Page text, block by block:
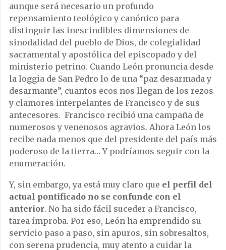
aunque será necesario un profundo
repensamiento teológico y canónico para
distinguir las inescindibles dimensiones de
sinodalidad del pueblo de Dios, de colegialidad
sacramental y apostólica del episcopado y del
ministerio petrino. Cuando León pronuncia desde
la loggia de San Pedro lo de una “paz desarmada y
desarmante”, cuantos ecos nos llegan de los rezos
y clamores interpelantes de Francisco y de sus
antecesores. Francisco recibió una campaña de
numerosos y venenosos agravios. Ahora León los
recibe nada menos que del presidente del país más
poderoso de la tierra… Y podríamos seguir con la
enumeración.
Y, sin embargo, ya está muy claro que el perfil del
actual pontificado no se confunde con el
anterior. No ha sido fácil suceder a Francisco,
tarea ímproba. Por eso, León ha emprendido su
servicio paso a paso, sin apuros, sin sobresaltos,
con serena prudencia, muy atento a cuidar la